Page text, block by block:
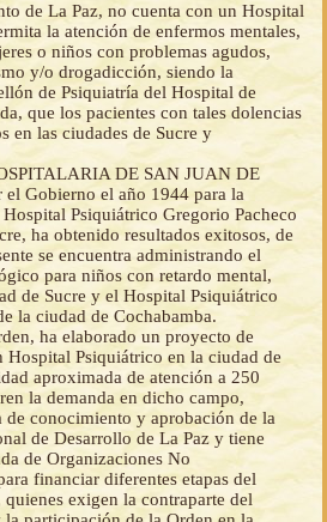
de La Paz, no cuenta con un Hospital
la atención de enfermos mentales,
o niños con problemas agudos,
y/o drogadicción, siendo la
de Psiquiatría del Hospital de
que los pacientes con tales dolencias
en las ciudades de Sucre y
DE SAN JUAN DE
Gobierno el año 1944 para la
Psiquiátrico Gregorio Pacheco
ha obtenido resultados exitosos, de
se encuentra administrando el
para niños con retardo mental,
de Sucre y el Hospital Psiquiátrico
la ciudad de Cochabamba.
ha elaborado un proyecto de
Hospital Psiquiátrico en la ciudad de
aproximada de atención a 250
la demanda en dicho campo,
de conocimiento y aprobación de la
de Desarrollo de La Paz y tiene
de Organizaciones No
financiar diferentes etapas del
exigen la contraparte del